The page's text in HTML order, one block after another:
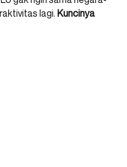
lagi. Kuncinya